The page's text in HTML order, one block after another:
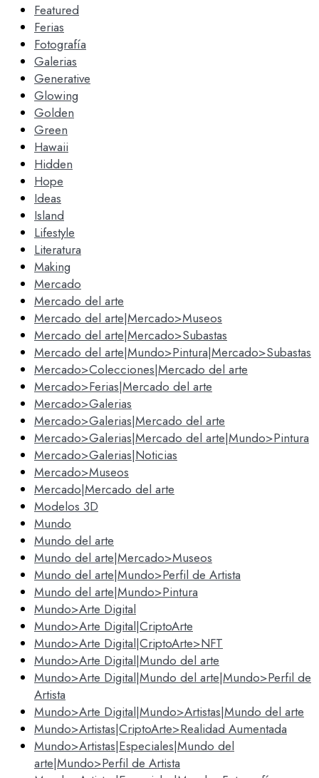
Featured
Ferias
Fotografía
Galerias
Generative
Glowing
Golden
Green
Hawaii
Hidden
Hope
Ideas
Island
Lifestyle
Literatura
Making
Mercado
Mercado del arte
Mercado del arte|Mercado>Museos
Mercado del arte|Mercado>Subastas
Mercado del arte|Mundo>Pintura|Mercado>Subastas
Mercado>Colecciones|Mercado del arte
Mercado>Ferias|Mercado del arte
Mercado>Galerias
Mercado>Galerias|Mercado del arte
Mercado>Galerias|Mercado del arte|Mundo>Pintura
Mercado>Galerias|Noticias
Mercado>Museos
Mercado|Mercado del arte
Modelos 3D
Mundo
Mundo del arte
Mundo del arte|Mercado>Museos
Mundo del arte|Mundo>Perfil de Artista
Mundo del arte|Mundo>Pintura
Mundo>Arte Digital
Mundo>Arte Digital|CriptoArte
Mundo>Arte Digital|CriptoArte>NFT
Mundo>Arte Digital|Mundo del arte
Mundo>Arte Digital|Mundo del arte|Mundo>Perfil de
Artista
Mundo>Arte Digital|Mundo>Artistas|Mundo del arte
Mundo>Artistas|CriptoArte>Realidad Aumentada
Mundo>Artistas|Especiales|Mundo del
arte|Mundo>Perfil de Artista